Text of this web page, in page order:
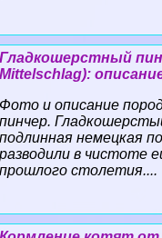
Гладкошерстный
Mittelschlag):
Фото и описание
пинчер.
подлинная немецкая
разводили в чистоте
прошлого столетия....